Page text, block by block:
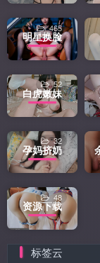
明星换脸
465
白虎嫩妹
52
孕妈挤奶
32
资源下载
48
标签云